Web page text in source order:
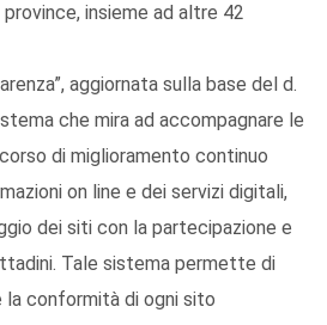
insieme ad altre 42
aggiornata sulla base del d.
che mira ad accompagnare le
di miglioramento continuo
on line e dei servizi digitali,
dei siti con la partecipazione e
Tale sistema permette di
conformità di ogni sito